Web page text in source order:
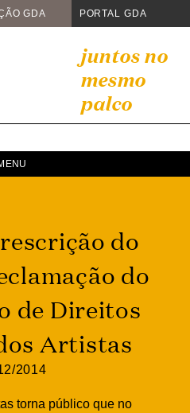
GDA PORTAL GDA
juntos no
mesmo
palco
do
do
de Direitos
Artistas
2014
torna público que no